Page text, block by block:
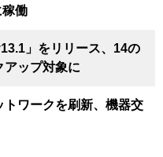
働
」をリリース、14の
アップ対象に
ワークを刷新、機器交